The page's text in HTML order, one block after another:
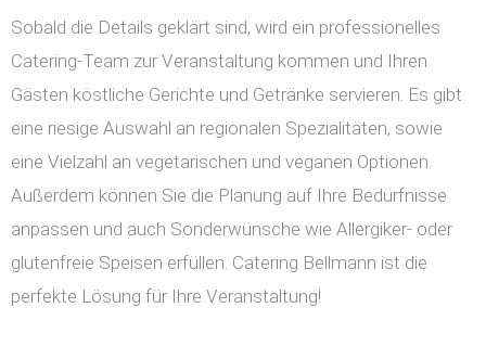
Sobald die Details geklärt sind, wird ein professionelles
Catering-Team zur Veranstaltung kommen und Ihren
Gästen köstliche Gerichte und Getränke servieren. Es gibt
eine riesige Auswahl an regionalen Spezialitäten, sowie
eine Vielzahl an vegetarischen und veganen Optionen.
Außerdem können Sie die Planung auf Ihre Bedürfnisse
anpassen und auch Sonderwünsche wie Allergiker- oder
glutenfreie Speisen erfüllen. Catering Bellmann ist die
perfekte Lösung für Ihre Veranstaltung!